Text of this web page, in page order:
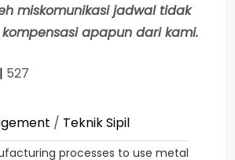
miskomunikasi jadwal tidak
apapun dari kami.
527
/ Teknik Sipil
processes to use metal